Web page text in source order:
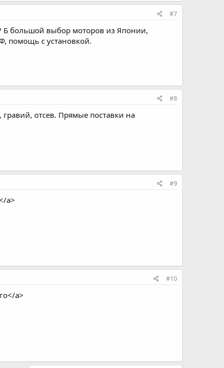
#7
Б большой выбор моторов из Японии,
помощь с установкой.
#8
отсев. Прямые поставки на
#9
a>
#10
a>